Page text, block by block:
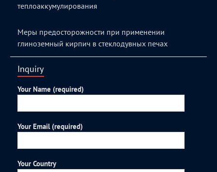
теплоаккумулирования
Меры предосторожности при применении
глиноземный кирпич в стеклодувных печах
Inquiry
Your Name (required)
Your Email (required)
Your Country